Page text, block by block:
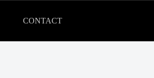
CONTACT